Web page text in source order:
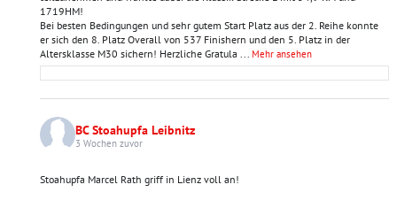
1719HM!
Bei besten Bedingungen und sehr gutem Start Platz aus der 2. Reihe konnte
er sich den 8. Platz Overall von 537 Finishern und den 5. Platz in der
Altersklasse M30 sichern! Herzliche Gratula ... Mehr ansehen
BC Stoahupfa Leibnitz
3 Wochen zuvor
Stoahupfa Marcel Rath griff in Lienz voll an!